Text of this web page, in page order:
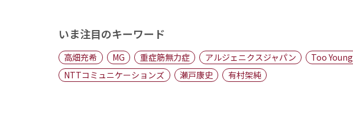
地域
いま注目のキーワード
高畑充希 MG 重症筋無力症 アルジェニクスジャパン Too Young
NTTコミュニケーションズ
瀬戸康史
有村架純